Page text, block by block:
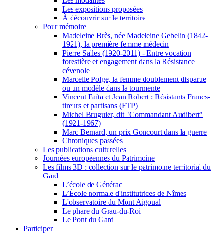
Les expositions proposées
À découvrir sur le territoire
Pour mémoire
Madeleine Brès, née Madeleine Gebelin (1842-
1921), la première femme médecin
Pierre Salles (1920-2011) - Entre vocation
forestière et engagement dans la Résistance
cévenole
Marcelle Polge, la femme doublement disparue
ou un modèle dans la tourmente
Vincent Faïta et Jean Robert : Résistants Francs-
tireurs et partisans (FTP)
Michel Bruguier, dit "Commandant Audibert"
(1921-1967)
Marc Bernard, un prix Goncourt dans la guerre
Chroniques passées
Les publications culturelles
Journées européennes du Patrimoine
Les films 3D : collection sur le patrimoine territorial du
Gard
L’école de Générac
L’École normale d'institutrices de Nîmes
L'observatoire du Mont Aigoual
Le phare du Grau-du-Roi
Le Pont du Gard
Participer